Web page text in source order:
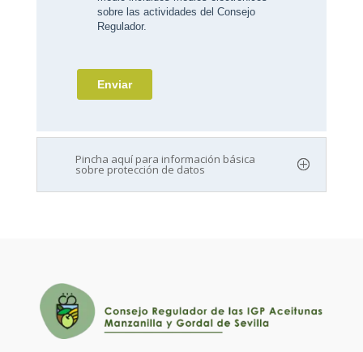
Pincha aquí para información básica
sobre protección de datos